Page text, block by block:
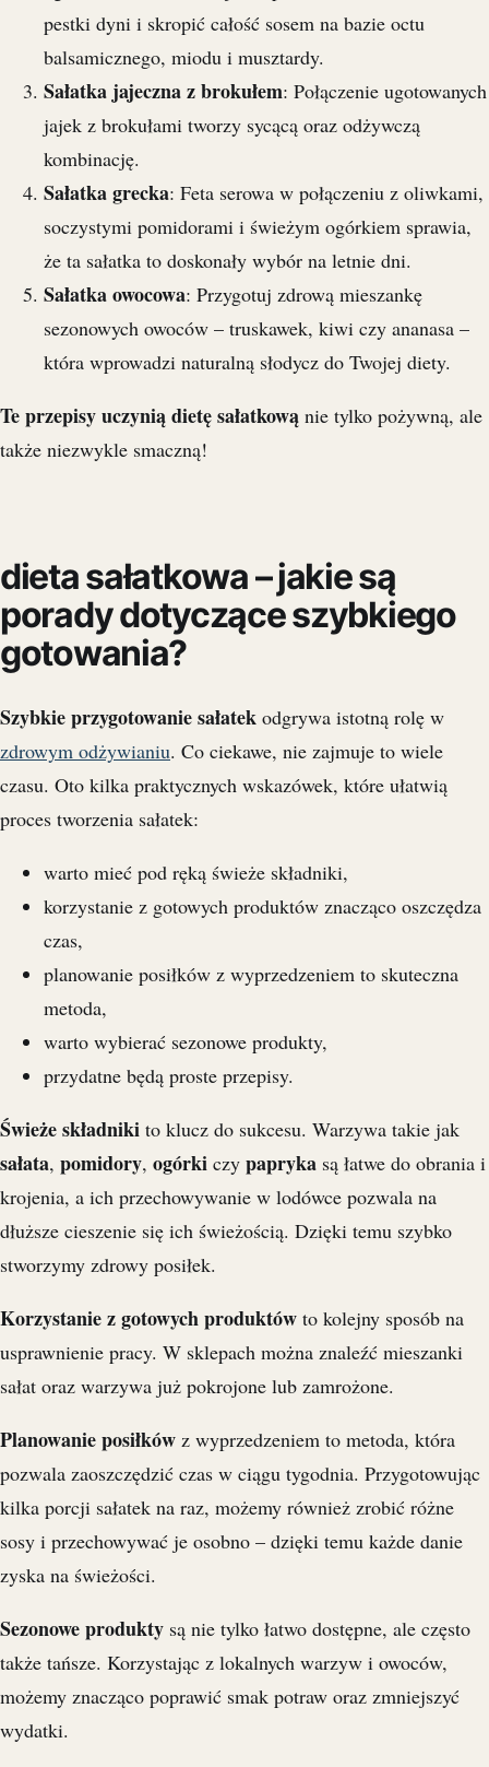
pestki dyni i skropić całość sosem na bazie octu
balsamicznego, miodu i musztardy.
Sałatka jajeczna z brokułem: Połączenie ugotowanych
jajek z brokułami tworzy sycącą oraz odżywczą
kombinację.
Sałatka grecka: Feta serowa w połączeniu z oliwkami,
soczystymi pomidorami i świeżym ogórkiem sprawia,
że ta sałatka to doskonały wybór na letnie dni.
Sałatka owocowa: Przygotuj zdrową mieszankę
sezonowych owoców – truskawek, kiwi czy ananasa –
która wprowadzi naturalną słodycz do Twojej diety.
Te przepisy uczynią dietę sałatkową nie tylko pożywną, ale
także niezwykle smaczną!
dieta sałatkowa – jakie są
porady dotyczące szybkiego
gotowania?
Szybkie przygotowanie sałatek odgrywa istotną rolę w
zdrowym odżywianiu. Co ciekawe, nie zajmuje to wiele
czasu. Oto kilka praktycznych wskazówek, które ułatwią
proces tworzenia sałatek:
warto mieć pod ręką świeże składniki,
korzystanie z gotowych produktów znacząco oszczędza
czas,
planowanie posiłków z wyprzedzeniem to skuteczna
metoda,
warto wybierać sezonowe produkty,
przydatne będą proste przepisy.
Świeże składniki to klucz do sukcesu. Warzywa takie jak
sałata, pomidory, ogórki czy papryka są łatwe do obrania i
krojenia, a ich przechowywanie w lodówce pozwala na
dłuższe cieszenie się ich świeżością. Dzięki temu szybko
stworzymy zdrowy posiłek.
Korzystanie z gotowych produktów to kolejny sposób na
usprawnienie pracy. W sklepach można znaleźć mieszanki
sałat oraz warzywa już pokrojone lub zamrożone.
Planowanie posiłków z wyprzedzeniem to metoda, która
pozwala zaoszczędzić czas w ciągu tygodnia. Przygotowując
kilka porcji sałatek na raz, możemy również zrobić różne
sosy i przechowywać je osobno – dzięki temu każde danie
zyska na świeżości.
Sezonowe produkty są nie tylko łatwo dostępne, ale często
także tańsze. Korzystając z lokalnych warzyw i owoców,
możemy znacząco poprawić smak potraw oraz zmniejszyć
wydatki.